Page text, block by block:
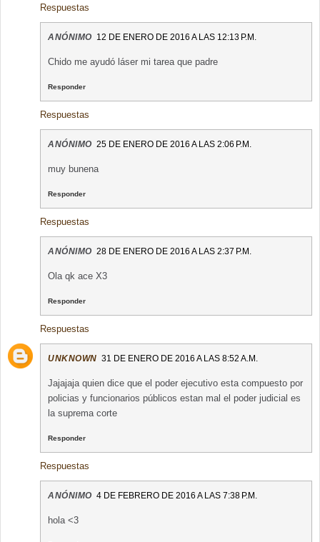
Respuestas
ANÓNIMO 12 DE ENERO DE 2016 A LAS 12:13 P.M.
Chido me ayudó láser mi tarea que padre
Responder
Respuestas
ANÓNIMO 25 DE ENERO DE 2016 A LAS 2:06 P.M.
muy bunena
Responder
Respuestas
ANÓNIMO 28 DE ENERO DE 2016 A LAS 2:37 P.M.
Ola qk ace X3
Responder
Respuestas
UNKNOWN 31 DE ENERO DE 2016 A LAS 8:52 A.M.
Jajajaja quien dice que el poder ejecutivo esta compuesto por
policias y funcionarios públicos estan mal el poder judicial es
la suprema corte
Responder
Respuestas
ANÓNIMO 4 DE FEBRERO DE 2016 A LAS 7:38 P.M.
hola <3